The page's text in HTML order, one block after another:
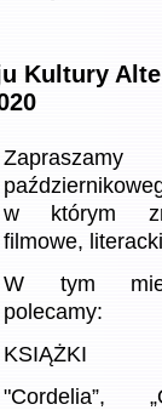
Kultury
w którym
filmowe,
W tym
polecamy:
KSIĄŻKI
"Cordelia”,